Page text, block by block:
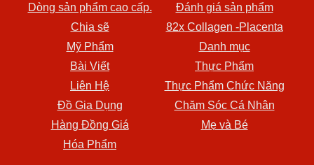
Dòng sản phẩm cao cấp.
Đánh giá sản phẩm
Chia sẽ
82x Collagen -Placenta
Mỹ Phẩm
Danh mục
Bài Viết
Thực Phẩm
Liên Hệ
Thực Phẩm Chức Năng
Đồ Gia Dụng
Chăm Sóc Cá Nhân
Hàng Đồng Giá
Mẹ và Bé
Hóa Phẩm